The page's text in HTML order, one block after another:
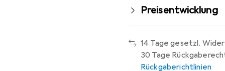
Preisentwicklung
14 Tage gesetzl.
30 Tage
Rückgaberichtlinien